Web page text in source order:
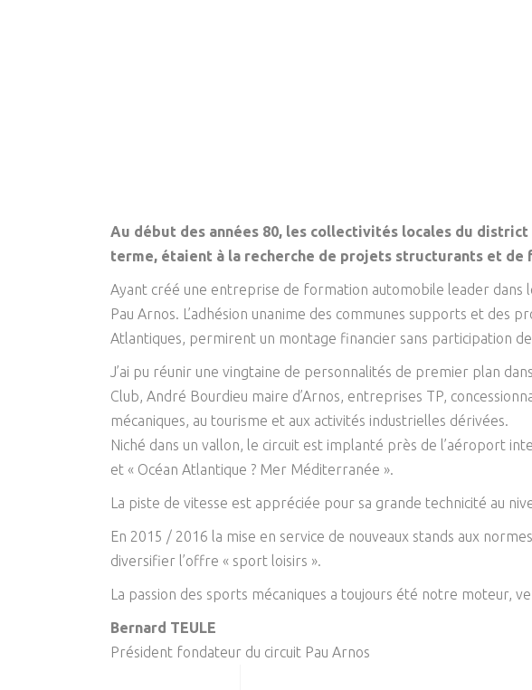
Au début des années 80, les collectivités locales du
terme, étaient à la recherche de projets structurants et
Ayant créé une entreprise de formation automobile leader dans
Pau Arnos. L’adhésion unanime des communes supports et des
Atlantiques, permirent un montage financier sans participation
J’ai pu réunir une vingtaine de personnalités de premier plan
Club, André Bourdieu maire d’Arnos, entreprises TP,
mécaniques, au tourisme et aux activités industrielles dérivées.
Niché dans un vallon, le circuit est implanté près de l’aéroport
et « Océan Atlantique ? Mer Méditerranée ».
La piste de vitesse est appréciée pour sa grande technicité au
En 2015 / 2016 la mise en service de nouveaux stands aux
diversifier l’offre « sport loisirs ».
La passion des sports mécaniques a toujours été notre moteur,
Bernard TEULE
Président fondateur du circuit Pau Arnos